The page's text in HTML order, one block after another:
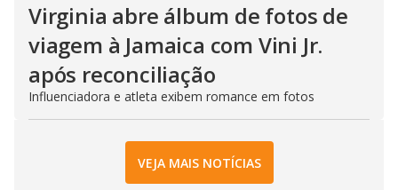
Virginia abre álbum de fotos de
viagem à Jamaica com Vini Jr.
após reconciliação
Influenciadora e atleta exibem romance em fotos
VEJA MAIS NOTÍCIAS